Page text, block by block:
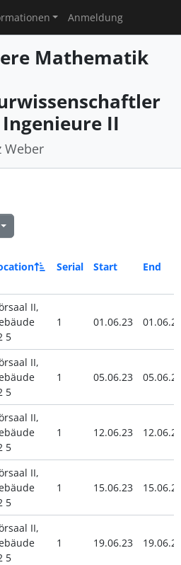
Anmeldung
Mathematik
II
Weber
Serial Start End
II,
5
1 01.06.23
II,
5
1 05.06.23
II,
5
1 12.06.23
II,
5
1 15.06.23
II,
5
1 19.06.23